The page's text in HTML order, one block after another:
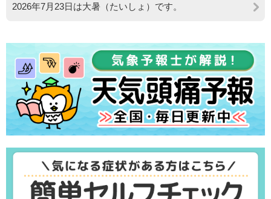
2026年7月23日は大暑（たいしょ）です。